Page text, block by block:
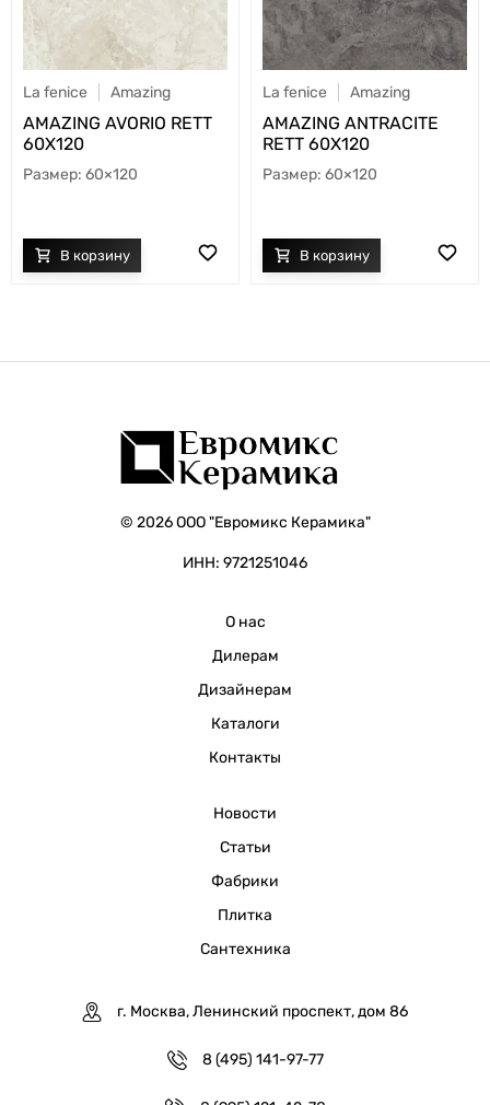
La fenice Amazing
AMAZING AVORIO RETT
60X120
60×120
La fenice Amazing
AMAZING ANTRACITE
RETT 60X120
60×120
© 2026 ООО "Евромикс Керамика"
ИНН: 9721251046
О нас
Дилерам
Дизайнерам
Каталоги
Контакты
Новости
Статьи
Фабрики
Плитка
Сантехника
г. Москва, Ленинский проспект, дом 86
8 (495) 141-97-77